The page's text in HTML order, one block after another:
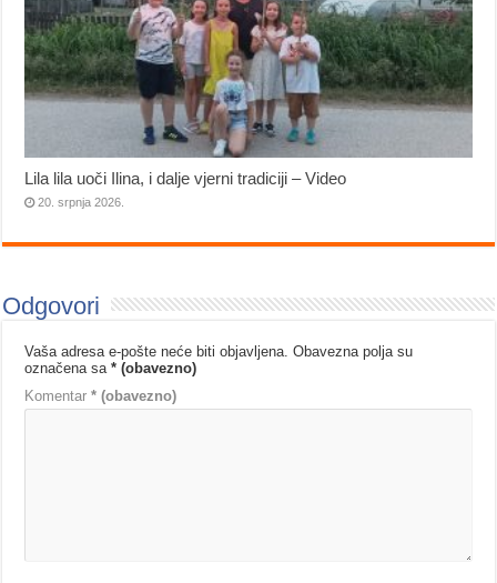
Lila lila uoči Ilina, i dalje vjerni tradiciji – Video
20. srpnja 2026.
Odgovori
Vaša adresa e-pošte neće biti objavljena. Obavezna polja su
označena sa* (obavezno)
Komentar* (obavezno)